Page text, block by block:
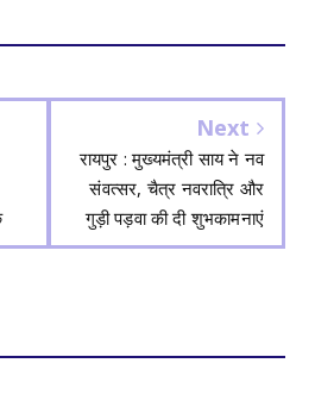
Next
रायपुर : मुख्यमंत्री साय ने नव
संवत्सर, चैत्र नवरात्रि और
गुड़ी पड़वा की दी शुभकामनाएं